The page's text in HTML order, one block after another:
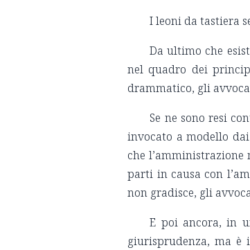
I leoni da tastiera
Da ultimo che
nel quadro dei
drammatico, gli
Se ne sono resi
invocato a modello
che
parti in causa con
non gradisce, gli
E poi ancora, in
giurisprudenza, ma è